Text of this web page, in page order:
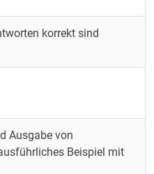
korrekt sind
Ausgabe von
Beispiel mit